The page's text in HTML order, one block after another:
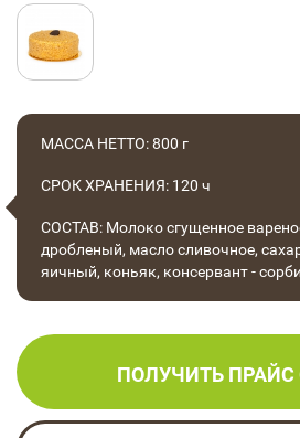
МАССА НЕТТО: 800 г
СРОК ХРАНЕНИЯ: 120 ч
СОСТАВ: Молоко сгущенное
дробленый, масло сливочное,
яичный, коньяк, консервант -
ПОЛУЧИТЬ ПРАЙС